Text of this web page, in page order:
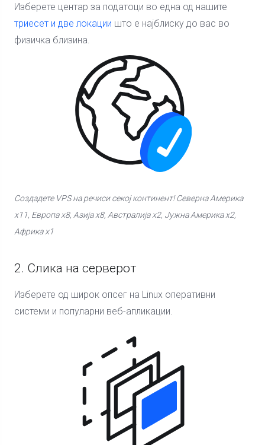
Изберете центар за податоци во една од нашите
триесет и две локации што е најблиску до вас во
физичка близина.
Создадете VPS на речиси секој континент! Северна Америка
x11, Европа x8, Азија x8, Австралија x2, Јужна Америка x2,
Африка x1
2. Слика на серверот
Изберете од широк опсег на Linux оперативни
системи и популарни веб-апликации.